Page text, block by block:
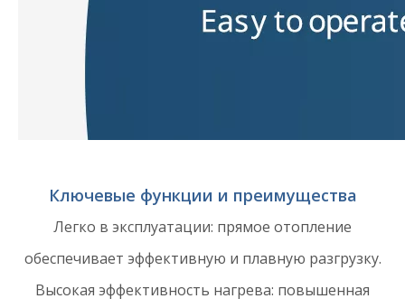
Ключевые функции и преимущества
Легко в эксплуатации: прямое отопление
обеспечивает эффективную и плавную разгрузку.
Высокая эффективность нагрева: повышенная